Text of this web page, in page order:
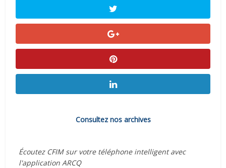
Consultez nos archives
Écoutez CFIM sur votre téléphone intelligent avec
l'application ARCQ